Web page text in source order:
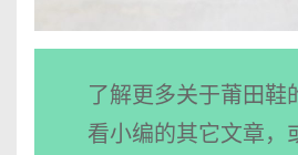
了解更多关于莆田鞋
看小编的其它文章，